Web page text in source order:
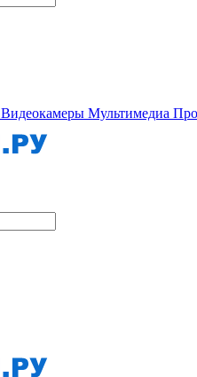
Видеокамеры Мультимедиа